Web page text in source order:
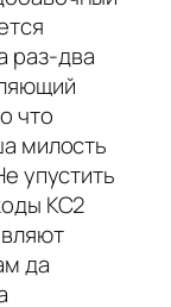
раз-два
что
милость
упустить
КС2
да